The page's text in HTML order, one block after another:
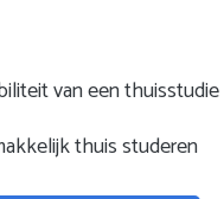
van een thuisstudie
thuis studeren